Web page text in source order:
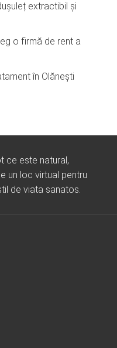
extractibil și
o firmă de rent a
în Olănești
ce este natural,
un loc virtual pentru
de viata sanatos.